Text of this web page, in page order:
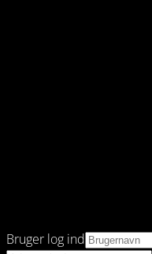
Bruger log ind